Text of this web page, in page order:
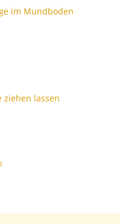
im Mundboden
ziehen lassen